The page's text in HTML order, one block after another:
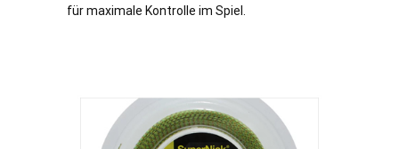
für maximale Kontrolle im Spiel.